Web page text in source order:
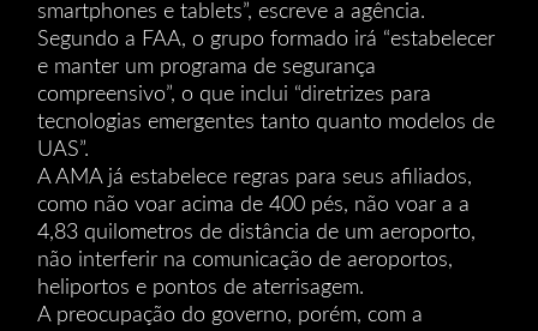
smartphones e tablets”, escreve a agência.
Segundo a FAA, o grupo formado irá “estabelecer
e manter um programa de segurança
compreensivo”, o que inclui “diretrizes para
tecnologias emergentes tanto quanto modelos de
UAS”.
A AMA já estabelece regras para seus afiliados,
como não voar acima de 400 pés, não voar a a
4,83 quilometros de distância de um aeroporto,
não interferir na comunicação de aeroportos,
heliportos e pontos de aterrisagem.
A preocupação do governo, porém, com a